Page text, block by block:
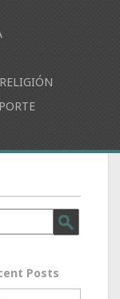
RELIGIÓN
Posts